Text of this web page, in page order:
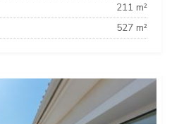
211 m²
527 m²